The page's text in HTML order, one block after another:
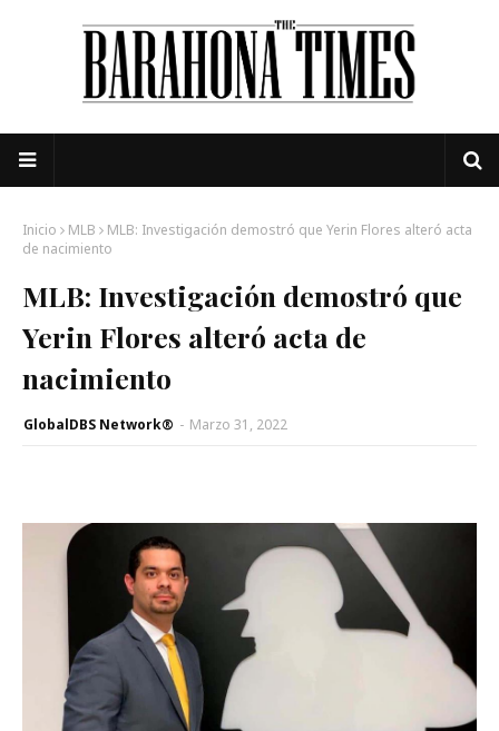
Inicio MLB
MLB: Investigación demostró que Yerin Flores alteró acta
de nacimiento
MLB: Investigación demostró que
Yerin Flores alteró acta de
nacimiento
GlobalDBS Network® - Marzo 31, 2022